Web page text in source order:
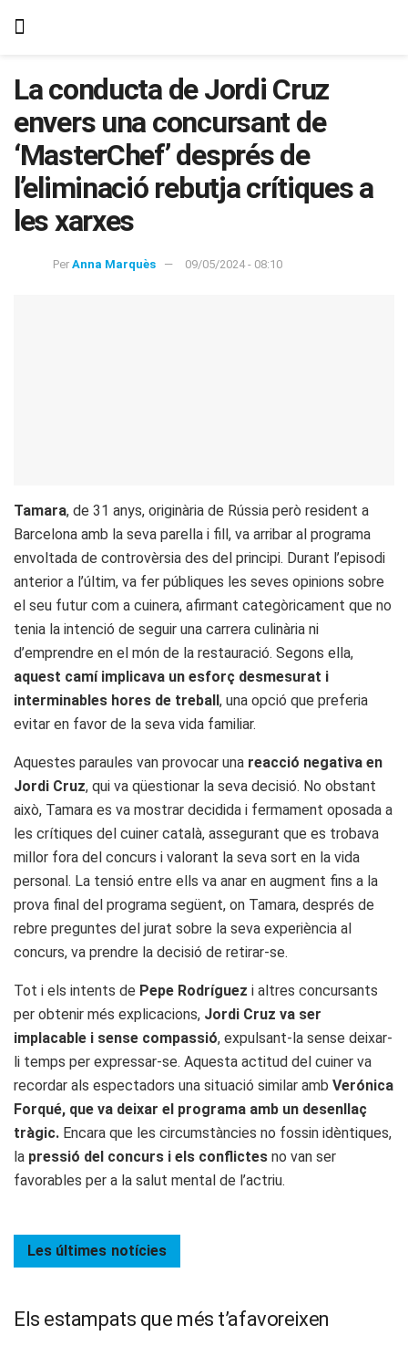
La conducta de Jordi Cruz
envers una concursant de
‘MasterChef’ després de
l’eliminació rebutja crítiques a
les xarxes
Per Anna Marquès 09/05/2024 - 08:10
Tamara, de 31 anys, originària de Rússia però resident a
Barcelona amb la seva parella i fill, va arribar al programa
envoltada de controvèrsia des del principi. Durant l’episodi
anterior a l’últim, va fer públiques les seves opinions sobre
el seu futur com a cuinera, afirmant categòricament que no
tenia la intenció de seguir una carrera culinària ni
d’emprendre en el món de la restauració. Segons ella,
aquest camí implicava un esforç desmesurat i
interminables hores de treball, una opció que preferia
evitar en favor de la seva vida familiar.
Aquestes paraules van provocar una reacció negativa en
Jordi Cruz, qui va qüestionar la seva decisió. No obstant
això, Tamara es va mostrar decidida i fermament oposada a
les crítiques del cuiner català, assegurant que es trobava
millor fora del concurs i valorant la seva sort en la vida
personal. La tensió entre ells va anar en augment fins a la
prova final del programa següent, on Tamara, després de
rebre preguntes del jurat sobre la seva experiència al
concurs, va prendre la decisió de retirar-se.
Tot i els intents de Pepe Rodríguez i altres concursants
per obtenir més explicacions, Jordi Cruz va ser
implacable i sense compassió, expulsant-la sense deixar-
li temps per expressar-se. Aquesta actitud del cuiner va
recordar als espectadors una situació similar amb Verónica
Forqué, que va deixar el programa amb un desenllaç
tràgic. Encara que les circumstàncies no fossin idèntiques,
la pressió del concurs i els conflictes no van ser
favorables per a la salut mental de l’actriu.
Les últimes notícies
Els estampats que més t’afavoreixen